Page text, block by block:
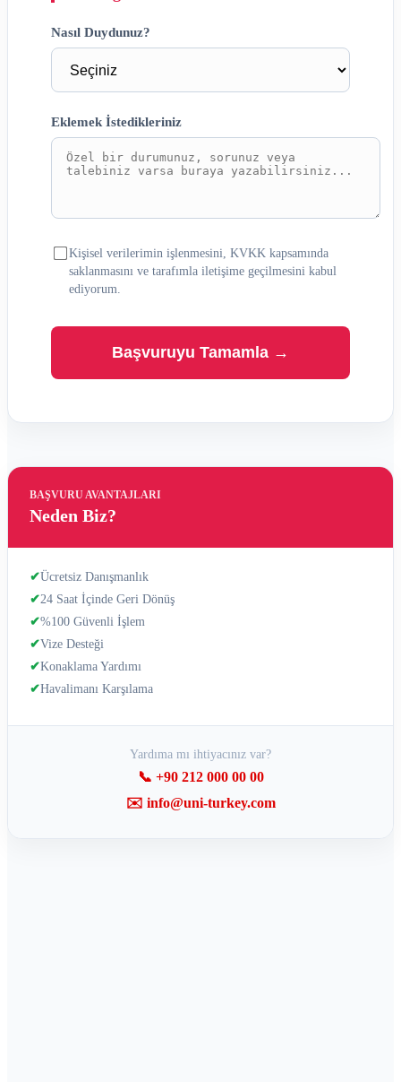
BAŞVURU AVANTAJLARI
Neden Biz?
✔Ücretsiz Danışmanlık
✔24 Saat İçinde Geri Dönüş
✔%100 Güvenli İşlem
✔Vize Desteği
✔Konaklama Yardımı
✔Havalimanı Karşılama
Yardıma mı ihtiyacınız var?
📞 +90 212 000 00 00
✉️ info@uni-turkey.com
Nasıl Duydunuz?
Eklemek İstedikleriniz
Kişisel verilerimin işlenmesini, KVKK kapsamında
saklanmasını ve tarafımla iletişime geçilmesini kabul
ediyorum.
Başvuruyu Tamamla →